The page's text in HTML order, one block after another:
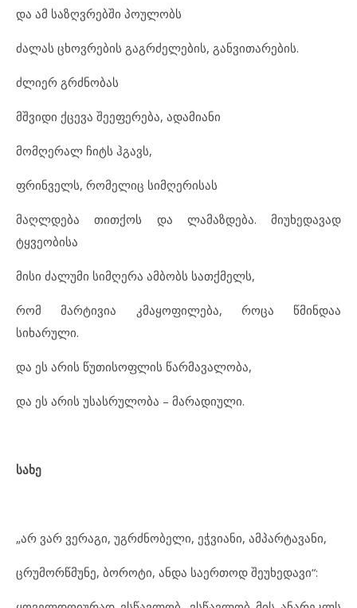
და ამ საზღვრებში პოულობს
ძალას ცხოვრების გაგრძელების, განვითარების.
ძლიერ გრძნობას
მშვიდი ქცევა შეეფერება, ადამიანი
მომღერალ ჩიტს ჰგავს,
ფრინველს, რომელიც სიმღერისას
მაღლდება თითქოს და ლამაზდება. მიუხედავად
ტყვეობისა
მისი ძალუმი სიმღერა ამბობს სათქმელს,
რომ მარტივია კმაყოფილება, როცა წმინდაა
სიხარული.
და ეს არის წუთისოფლის წარმავალობა,
და ეს არის უსასრულობა – მარადიული.
სახე
„არ ვარ ვერაგი, უგრძნობელი, ეჭვიანი, ამპარტავანი,
ცრუმორწმუნე, ბოროტი, ანდა საერთოდ შეუხედავი“: